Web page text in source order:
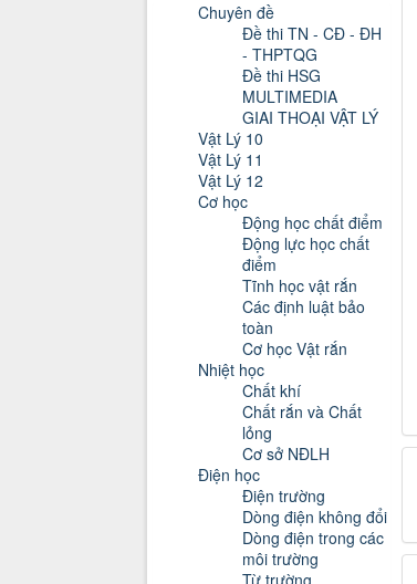
Chuyên đề
Đề thi TN - CĐ - ĐH
- THPTQG
Đề thi HSG
MULTIMEDIA
GIAI THOẠI VẬT LÝ
Vật Lý 10
Vật Lý 11
Vật Lý 12
Cơ học
Động học chất điểm
Động lực học chất
điểm
Tĩnh học vật rắn
Các định luật bảo
toàn
Cơ học Vật rắn
Nhiệt học
Chất khí
Chất rắn và Chất
lỏng
Cơ sở NĐLH
Điện học
Điện trường
Dòng điện không đổi
Dòng điện trong các
môi trường